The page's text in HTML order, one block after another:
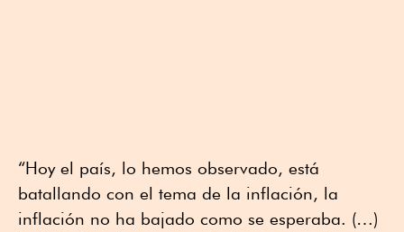
“Hoy el país, lo hemos observado, está
batallando con el tema de la inflación, la
inflación no ha bajado como se esperaba. (…)